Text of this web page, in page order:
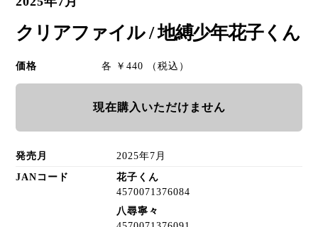
クリアファイル / 地縛少年花子くん
価格 各 ￥440 （税込）
現在購入いただけません
発売月 2025年7月
JANコード
花子くん
4570071376084
八尋寧々